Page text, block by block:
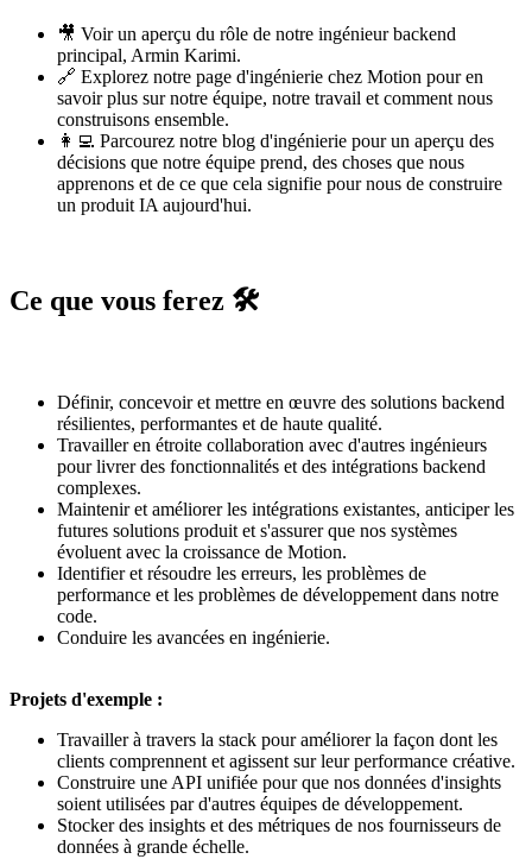
🎥 Voir un aperçu du rôle de notre ingénieur backend
principal, Armin Karimi.
🔗 Explorez notre page d'ingénierie chez Motion pour en
savoir plus sur notre équipe, notre travail et comment nous
construisons ensemble.
👩‍💻 Parcourez notre blog d'ingénierie pour un aperçu des
décisions que notre équipe prend, des choses que nous
apprenons et de ce que cela signifie pour nous de construire
un produit IA aujourd'hui.
Ce que vous ferez 🛠️
Définir, concevoir et mettre en œuvre des solutions backend
résilientes, performantes et de haute qualité.
Travailler en étroite collaboration avec d'autres ingénieurs
pour livrer des fonctionnalités et des intégrations backend
complexes.
Maintenir et améliorer les intégrations existantes, anticiper les
futures solutions produit et s'assurer que nos systèmes
évoluent avec la croissance de Motion.
Identifier et résoudre les erreurs, les problèmes de
performance et les problèmes de développement dans notre
code.
Conduire les avancées en ingénierie.
Projets d'exemple :
Travailler à travers la stack pour améliorer la façon dont les
clients comprennent et agissent sur leur performance créative.
Construire une API unifiée pour que nos données d'insights
soient utilisées par d'autres équipes de développement.
Stocker des insights et des métriques de nos fournisseurs de
données à grande échelle.